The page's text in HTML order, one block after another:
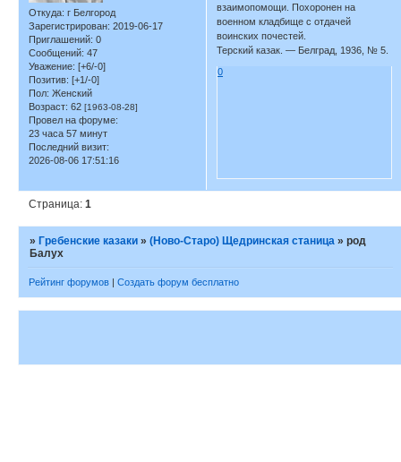
Откуда: г Белгород
Зарегистрирован: 2019-06-17
Приглашений: 0
Сообщений: 47
Уважение: [+6/-0]
Позитив: [+1/-0]
Пол: Женский
Возраст: 62 [1963-08-28]
Провел на форуме:
23 часа 57 минут
Последний визит:
2026-08-06 17:51:16
взаимопомощи. Похоронен на
военном кладбище с отдачей
воинских почестей.
Терский казак. — Белград, 1936, № 5.
0
Страница:1
» Гребенские казаки »(Ново-Старо) Щедринская станица »род
Балух
Рейтинг форумов | Создать форум бесплатно